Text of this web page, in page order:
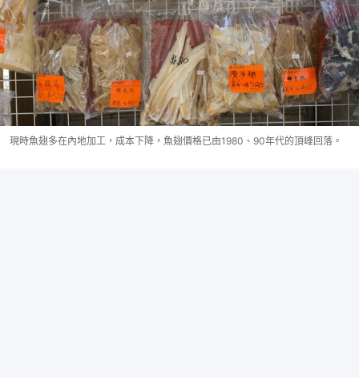
現時魚翅多在內地加工，成本下降，魚翅價格已由1980、90年代的頂峰回落。